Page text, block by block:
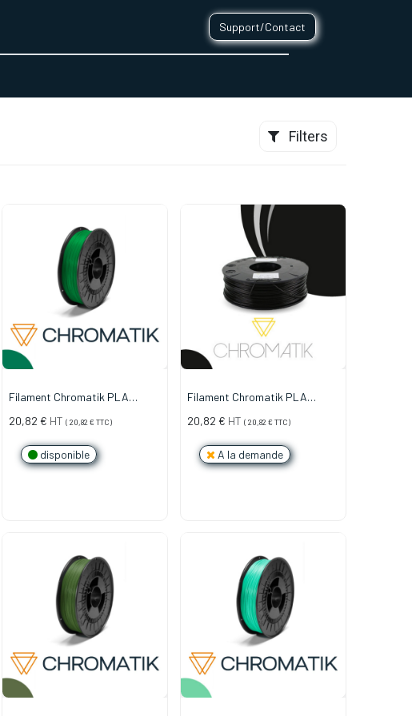
Support/Contact
Filters
Filament Chromatik PLA
20,82 € HT ( 20,82 € TTC)
disponible
Filament Chromatik PLA
20,82 € HT ( 20,82 € TTC)
A la demande